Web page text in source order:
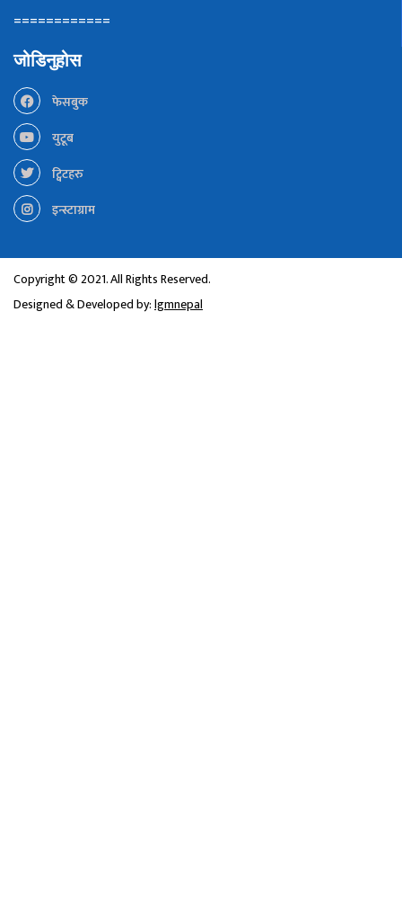
============
जोडिनुहोस
फेसबुक
युटूब
ट्विटहरु
इन्स्टाग्राम
Copyright © 2021. All Rights Reserved.
Designed & Developed by:lgmnepal